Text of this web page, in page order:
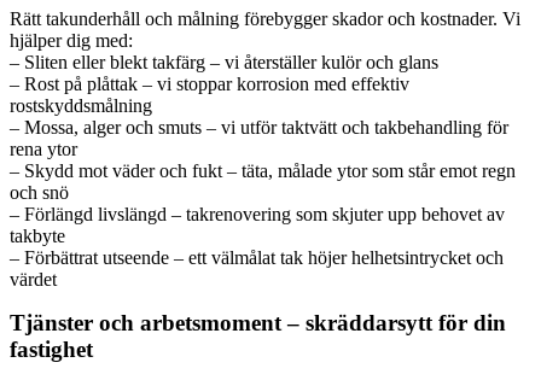
Rätt takunderhåll och målning förebygger skador och kostnader. Vi
hjälper dig med:
– Sliten eller blekt takfärg – vi återställer kulör och glans
– Rost på plåttak – vi stoppar korrosion med effektiv
rostskyddsmålning
– Mossa, alger och smuts – vi utför taktvätt och takbehandling för
rena ytor
– Skydd mot väder och fukt – täta, målade ytor som står emot regn
och snö
– Förlängd livslängd – takrenovering som skjuter upp behovet av
takbyte
– Förbättrat utseende – ett välmålat tak höjer helhetsintrycket och
värdet
Tjänster och arbetsmoment – skräddarsytt för din
fastighet